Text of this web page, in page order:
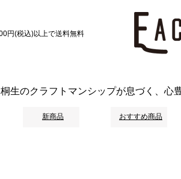
円(税込)以上で送料無料
桐生のクラフトマンシップが息づく、心
新商品 おすすめ商品